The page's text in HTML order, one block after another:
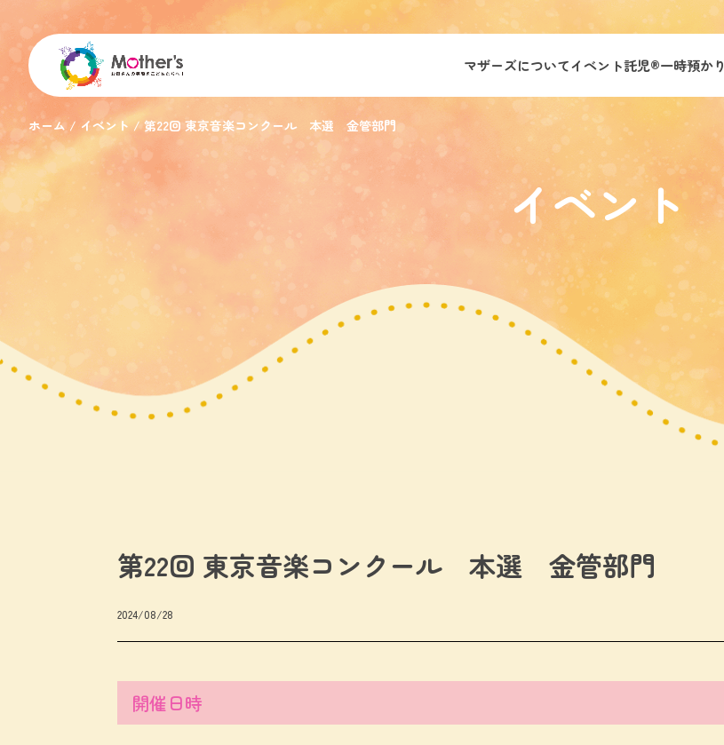
マザーズについてイベント託児®︎一時預かり
ホーム イベント 第22回 東京音楽コンクール 本選 金管部門
イベント
第22回 東京音楽コンクール 本選 金管部門
2024/08/28
開催日時